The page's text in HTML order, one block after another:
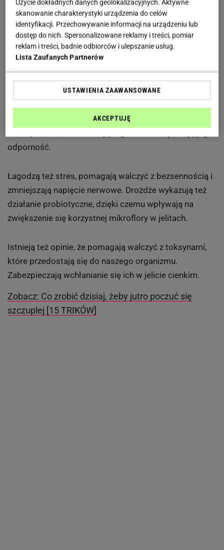
znużeniu i apatii.
Zawierają też chrom, który pozwala regulować ilość
glukozy we krwi i hamuje ochotę na słodycze.
ciała (niedobór witaminy B6 jest jedną z przyczyn
wahania się wagi). Ponadto poprawiają przemianę
materii, łagodzą migreny, likwidują zajady, łagodzą
odporność.
Łagodzą też stres, pomagają walczyć z bezsennością i
zmniejszają napięcie nerwowe. Drożdże wykazują też
działanie probiotyczne, dzięki czemu wpływają na
zwiększenie się korzystnej mikroflory w jelitach.
Istnieją też opinie, że pomagają walczyć z toksynami,
które przedostają się do naszego organizmu.
Zabezpieczają wchłanianie się ich w jelicie cienkim.
Zobacz: Co zrobić dzisiaj, żeby jutro poczuć się
szczuplej [15 TRIKÓW]
Użycie dokładnych danych geolokalizacyjnych. Aktywne
skanowanie charakterystyki urządzenia do celów
identyfikacji. Przechowywanie informacji na urządzeniu lub
dostęp do nich. Spersonalizowane reklamy i treści, pomiar
reklam i treści, badnie odbiorców i ulepszanie usług.
Lista Zaufanych Partnerów
USTAWIENIA ZAAWANSOWANE
AKCEPTUJĘ